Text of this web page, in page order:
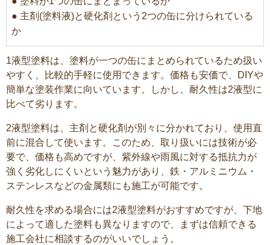
● 主剤(塗料液)と硬化剤という2つの缶に分けられている
か
1液型塗料は、塗料が一つの缶にまとめられているため扱い
やすく、比較的手軽に使用できます。価格も安価で、DIYや
簡単な塗装作業に向いています。しかし、耐久性は2液型に
比べて劣ります。
2液型塗料は、主剤と硬化剤が別々に分かれており、使用直
前に混合して使います。このため、取り扱いには技術が必
要で、価格も高めですが、紫外線や雨風に対する抵抗力が
強く劣化しにくいという魅力があり、鉄・アルミニウム・
ステンレスなどの金属類にも施工が可能です。
耐久性を求める場合には2液型塗料がおすすめですが、下地
によって適した塗料も異なりますので、まずは信頼できる
施工会社に相談するのがいいでしょう。